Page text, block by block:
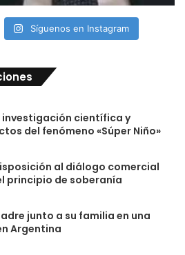
Síguenos en Instagram
científica y
del fenómeno «Súper Niño»
al diálogo comercial
principio de soberanía
junto a su familia en una
Argentina